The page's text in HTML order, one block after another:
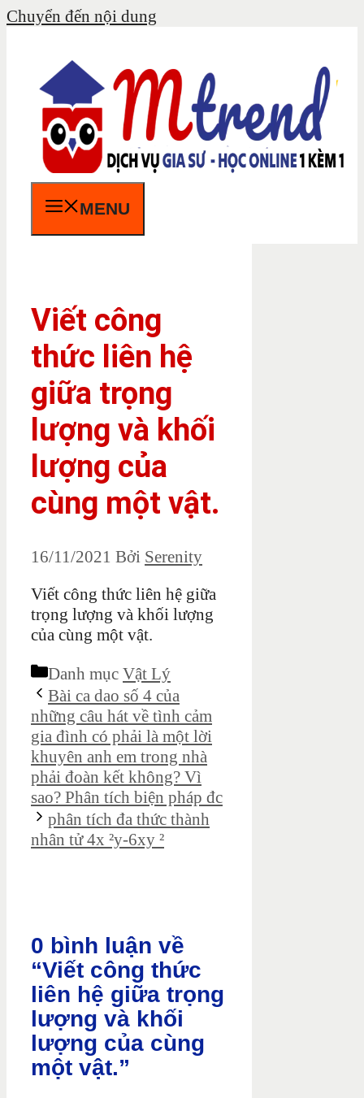
Chuyển đến nội dung
MENU
Viết công
thức liên hệ
giữa trọng
lượng và khối
lượng của
cùng một vật.
16/11/2021 Bởi Serenity
Viết công thức liên hệ giữa
trọng lượng và khối lượng
của cùng một vật.
Danh mục Vật Lý
Bài ca dao số 4 của
những câu hát về tình cảm
gia đình có phải là một lời
khuyên anh em trong nhà
phải đoàn kết không? Vì
sao? Phân tích biện pháp đc
phân tích đa thức thành
nhân tử 4x ²y-6xy ²
0 bình luận về
“Viết công thức
liên hệ giữa trọng
lượng và khối
lượng của cùng
một vật.”